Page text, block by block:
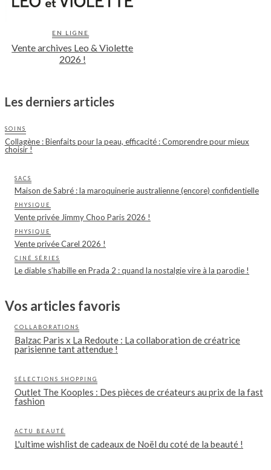
EN LIGNE
Vente archives Leo & Violette
2026 !
Les derniers articles
SOINS
Collagène : Bienfaits pour la peau, efficacité : Comprendre pour mieux
choisir !
SACS
Maison de Sabré : la maroquinerie australienne (encore) confidentielle
PHYSIQUE
Vente privée Jimmy Choo Paris 2026 !
PHYSIQUE
Vente privée Carel 2026 !
CINÉ SÉRIES
Le diable s’habille en Prada 2 : quand la nostalgie vire à la parodie !
Vos articles favoris
COLLABORATIONS
Balzac Paris x La Redoute : La collaboration de créatrice
parisienne tant attendue !
SÉLECTIONS SHOPPING
Outlet The Kooples : Des pièces de créateurs au prix de la fast
fashion
ACTU BEAUTÉ
L'ultime wishlist de cadeaux de Noël du coté de la beauté !